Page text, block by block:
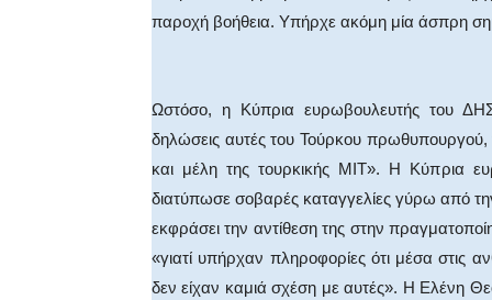
παροχή βοήθεια. Υπήρχε ακόμη μία άσπρη
Ωστόσο, η Κύπρια ευρωβουλευτής του
δηλώσεις αυτές του Τούρκου πρωθυπουργού,
και μέλη της τουρκικής ΜΙΤ». Η Κύπρια
διατύπωσε σοβαρές καταγγελίες γύρω από
εκφράσει την αντίθεση της στην
«γιατί υπήρχαν πληροφορίες ότι μέσα στις
δεν είχαν καμιά σχέση με αυτές». Η Ελένη